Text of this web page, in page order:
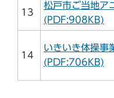
13
松戸市ご当地ア
(PDF:908KB)
14
いきいき体操事
(PDF:706KB)